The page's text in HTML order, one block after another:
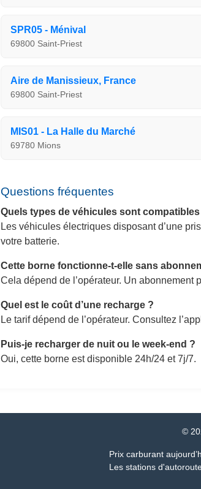
SPR05 - Ménival
69800 Saint-Priest
Aire de Manissieux, France
69800 Saint-Priest
MIS01 - La Halle du Marché
69780 Mions
Questions fréquentes
Quels types de véhicules sont
Les véhicules électriques disposant d’une
votre batterie.
Cette borne fonctionne-t-elle sans
Cela dépend de l’opérateur. Un abonnement
Quel est le coût d’une recharge ?
Le tarif dépend de l’opérateur. Consultez
Puis-je recharger de nuit ou le week-end ?
Oui, cette borne est disponible 24h/24 et 7j/7.
©
Prix carburant
Les stations